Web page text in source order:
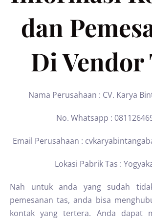
dan
Di Vendor
Nama Perusahaan : CV. Karya
No. Whatsapp :
Email Perusahaan :
Lokasi Pabrik Tas :
Nah untuk anda yang sudah
pemesanan tas, anda bisa
kontak yang tertera. Anda dapat